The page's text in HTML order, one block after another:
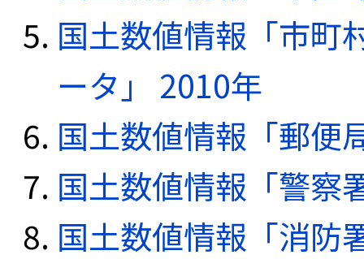
国土数値情報「市町
ータ」 2010年
国土数値情報「郵便
国土数値情報「警察
国土数値情報「消防